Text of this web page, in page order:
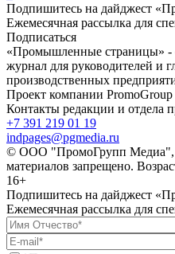
Подпишитесь на дайджест
Ежемесячная рассылка для
Подписаться
«Промышленные страницы» -
журнал для руководителей и
производственных
Проект компании PromoGroup
Контакты редакции и отдела
+7 391 219 01 19
indpages@pgmedia.ru
© ООО "ПромоГрупп Медиа",
материалов запрещено.
16+
Подпишитесь на дайджест
Ежемесячная рассылка для